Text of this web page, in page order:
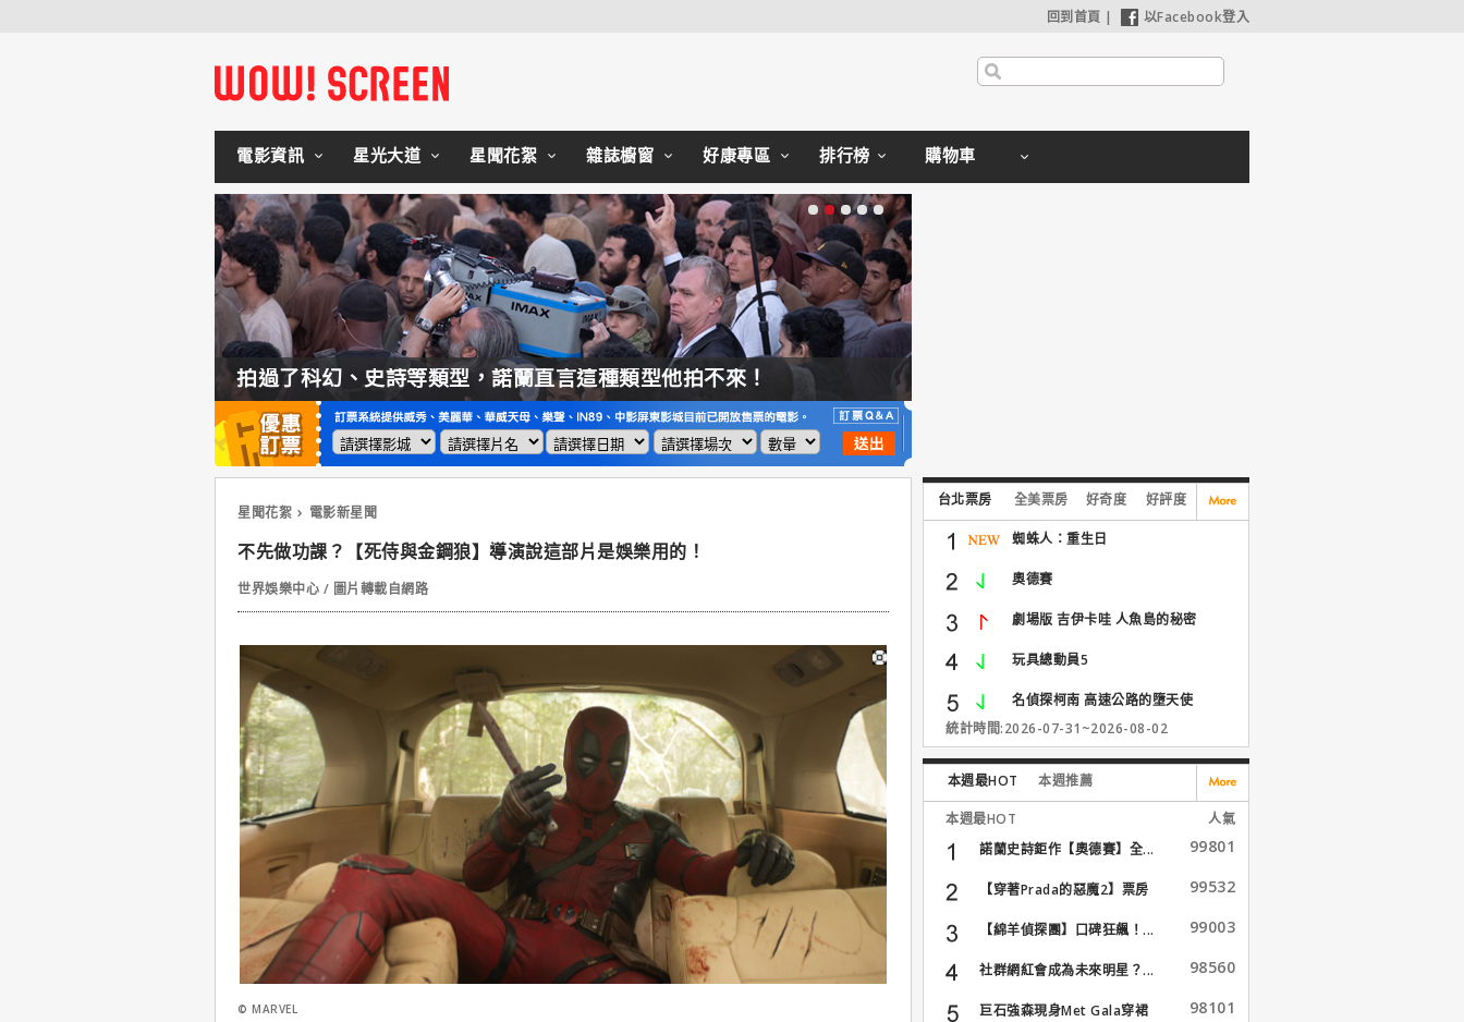
回到首頁 | 以Facebook登入
電影資訊 星光大道 星聞花絮 雜誌櫥窗 好康專區 排行榜 購物車
拍過了科幻、史詩等類型，諾蘭直言這種類型他拍不來！
星聞花絮 電影新星聞
不先做功課？【死侍與金鋼狼】導演說這部片是娛樂用的！
世界娛樂中心 / 圖片轉載自網路
© MARVEL
台北票房 全美票房 好奇度 好評度
蜘蛛人：重生日
奧德賽
劇場版 吉伊卡哇 人魚島的秘密
玩具總動員5
名偵探柯南 高速公路的墮天使
統計時間:2026-07-31~2026-08-02
本週最HOT 本週推薦
本週最HOT
人氣
諾蘭史詩鉅作【奧德賽】全...
99801
【穿著Prada的惡魔2】票房
99532
【綿羊偵探團】口碑狂飆！... 99003
社群網紅會成為未來明星？... 98560
巨石強森現身Met Gala穿裙
98101